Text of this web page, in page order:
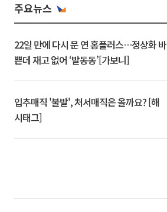
주요뉴스
22일 만에 다시 문 연 홈플러스…정상화 바
쁜데 재고 없어 ‘발동동’[가보니]
입추매직 '불발', 처서매직은 올까요? [해
시태그]